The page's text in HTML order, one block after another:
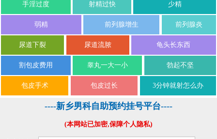
手淫过度 射精过快 少精
弱精 前列腺增生 前列腺炎
尿道下裂 尿道流脓 龟头长东西
割包皮费用 睾丸一大一小 勃起不坚
包皮手术 包皮过长 3分钟就射怎么办
----新乡男科自助预约挂号平台----
(本网站已加密,保障个人隐私)